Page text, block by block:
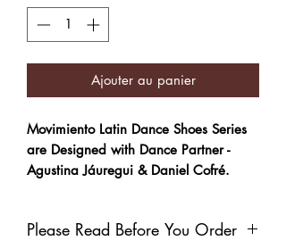
Ajouter au panier
Movimiento Latin Dance Shoes Series
are Designed with Dance Partner -
Agustina Jáuregui & Daniel Cofré.
Suitable for Salsa, Rumba, Bachata,
Please Read Before You Order